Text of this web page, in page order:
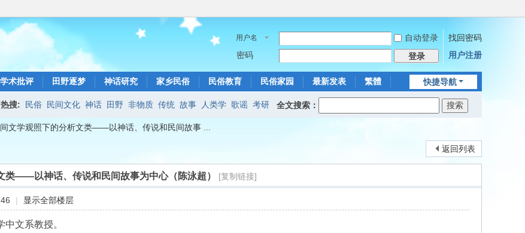
用户名 自动登录
找回密码
密码
登录 用户注册
快捷导航
学术批评 田野逐梦 神话研究 家乡民俗 民俗教育 民俗家园 最新发表 繁體
热搜: 民俗 民间文化 神话 田野 非物质 传统 故事 人类学 歌谣 考研 全文搜索：
文学观照下的分析文类——以神话、传说和民间故事 ...
返回列表
类——以神话、传说和民间故事为中心（陈泳超） [复制链接]
| 显示全部楼层
中文系教授。